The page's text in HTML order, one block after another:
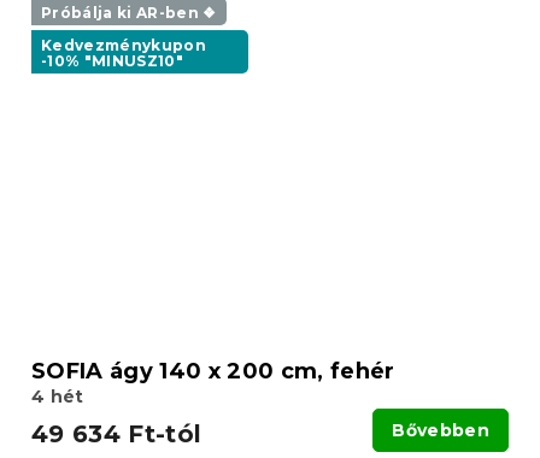
Próbálja ki AR-ben ❖
Kedvezménykupon
-10% "MINUSZ10"
SOFIA ágy 140 x 200 cm, fehér
4 hét
49 634 Ft-tól Bővebben